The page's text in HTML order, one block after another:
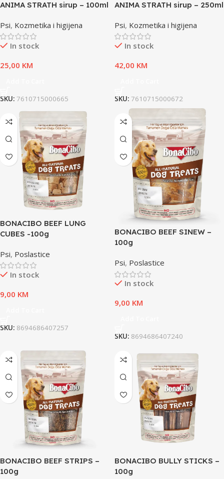
ANIMA STRATH sirup – 100ml
Psi, Kozmetika i higijena
In stock
25,00 KM
SKU: 7610715000665
ANIMA STRATH sirup – 250ml
Psi, Kozmetika i higijena
In stock
42,00 KM
SKU: 7610715000672
BONACIBO BEEF LUNG
CUBES -100g
Psi, Poslastice
In stock
9,00 KM
SKU: 8694686407257
BONACIBO BEEF SINEW –
100g
Psi, Poslastice
In stock
9,00 KM
SKU: 8694686407240
BONACIBO BEEF STRIPS –
100g
BONACIBO BULLY STICKS –
100g